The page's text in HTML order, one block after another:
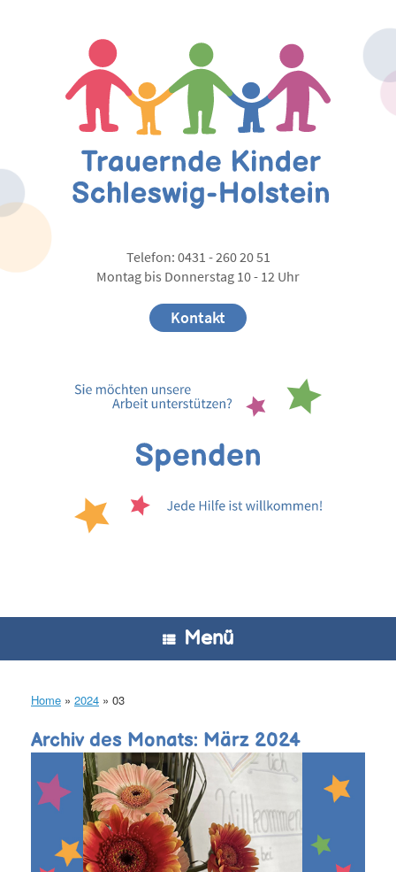
Telefon: 0431 - 260 20 51
Montag bis Donnerstag 10 - 12 Uhr
Kontakt
Menü
Home » 2024 » 03
Archiv des Monats: März 2024